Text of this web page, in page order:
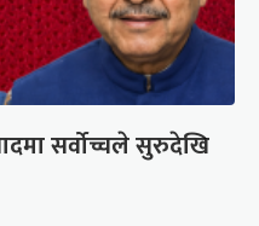
सर्वोच्चले सुरुदेखि